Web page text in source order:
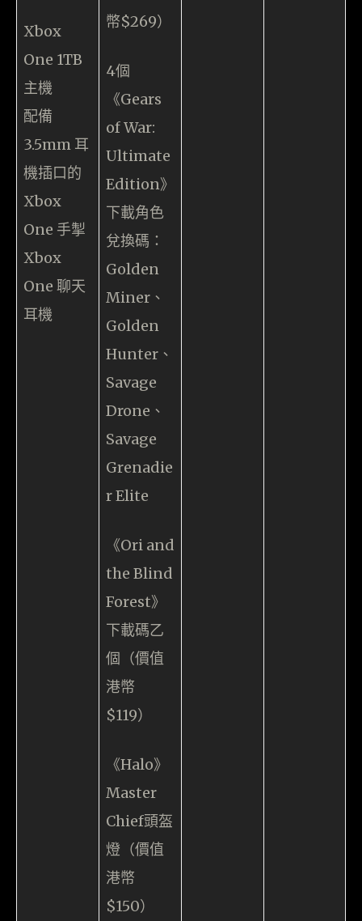
Xbox
One 1TB
主機
配備
3.5mm 耳
機插口的
Xbox
One 手掣
Xbox
One 聊天
耳機
幣$269）
4個
《Gears
of War:
Ultimate
Edition》
下載角色
兌換碼：
Golden
Miner、
Golden
Hunter、
Savage
Drone、
Savage
Grenadie
r Elite
《Ori and
the Blind
Forest》
下載碼乙
個（價值
港幣
$119）
《Halo》
Master
Chief頭盔
燈（價值
港幣
$150）